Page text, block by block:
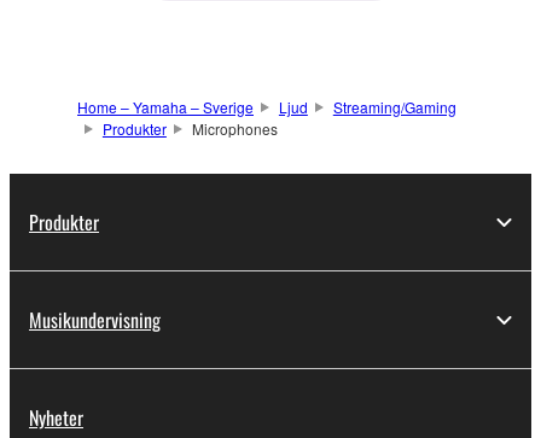
Home – Yamaha – Sverige Ljud
Streaming/Gaming
Produkter
Microphones
Produkter
Musikundervisning
Nyheter